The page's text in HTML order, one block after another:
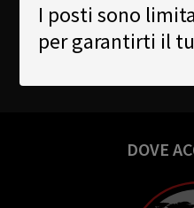
I posti sono
per garantirti il
DOVE